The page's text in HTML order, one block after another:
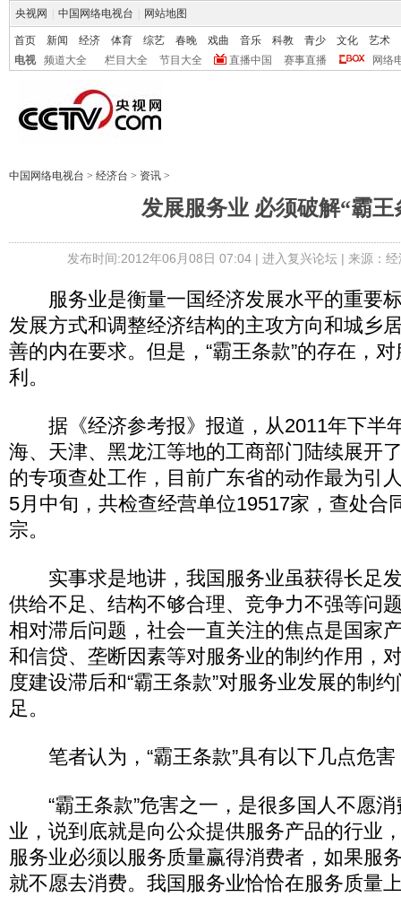
央视网 中国网络电视台 网站地图
首页 新闻 经济 体育 综艺 春晚 戏曲 音乐 科教 青少 文化
艺术
电视
频道大全 栏目大全 节目大全 直播中国 赛事直播 网络
中国网络电视台 > 经济台 > 资讯 >
发展服务业 必须破解“霸王
发布时间:2012年06月08日 07:04 | 进入复兴论坛| 来源：
服务业是衡量一国经济发展水平的重要
发展方式和调整经济结构的主攻方向和城乡
善的内在要求。但是，“霸王条款”的存在，
利。
据《经济参考报》报道，从2011年下半
海、天津、黑龙江等地的工商部门陆续展开
的专项查处工作，目前广东省的动作最为引
5月中旬，共检查经营单位19517家，查处合
宗。
实事求是地讲，我国服务业虽获得长足
供给不足、结构不够合理、竞争力不强等问
相对滞后问题，社会一直关注的焦点是国家
和信贷、垄断因素等对服务业的制约作用，
度建设滞后和“霸王条款”对服务业发展的制
足。
笔者认为，“霸王条款”具有以下几点危害
“霸王条款”危害之一，是很多国人不愿消
业，说到底就是向公众提供服务产品的行业
服务业必须以服务质量赢得消费者，如果服
就不愿去消费。我国服务业恰恰在服务质量